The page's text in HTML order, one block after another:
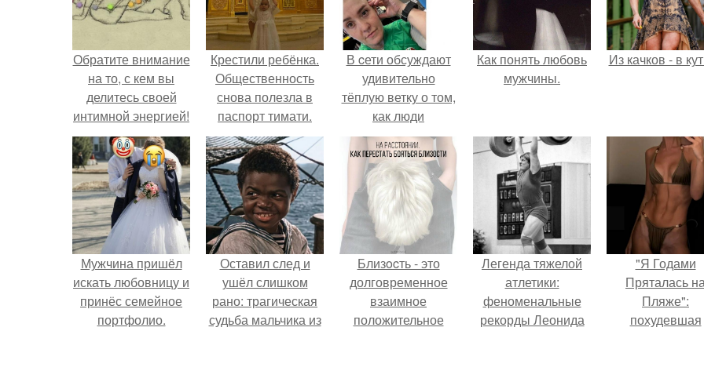
Обратите внимание
на то, с кем вы
делитесь своей
интимной энергией!
Крестили ребёнка.
Общественность
снова полезла в
паспорт тимати.
В cети обсуждают
удивительно
тёплую ветку о том,
как люди
адаптируются к
новым реалиям.
Как понять любовь
мужчины.
Из качков - в
Мужчина пришёл
искать любовницу и
принёс семейное
портфолио.
Оставил след и
ушёл слишком
рано: трагическая
судьба мальчика из
Близocть - это
долговременное
взаимное
положительное
Легенда тяжелой
атлетики:
феноменальные
рекорды Леонида
"Я Годами
Пряталась
Пляже":
похудевшая